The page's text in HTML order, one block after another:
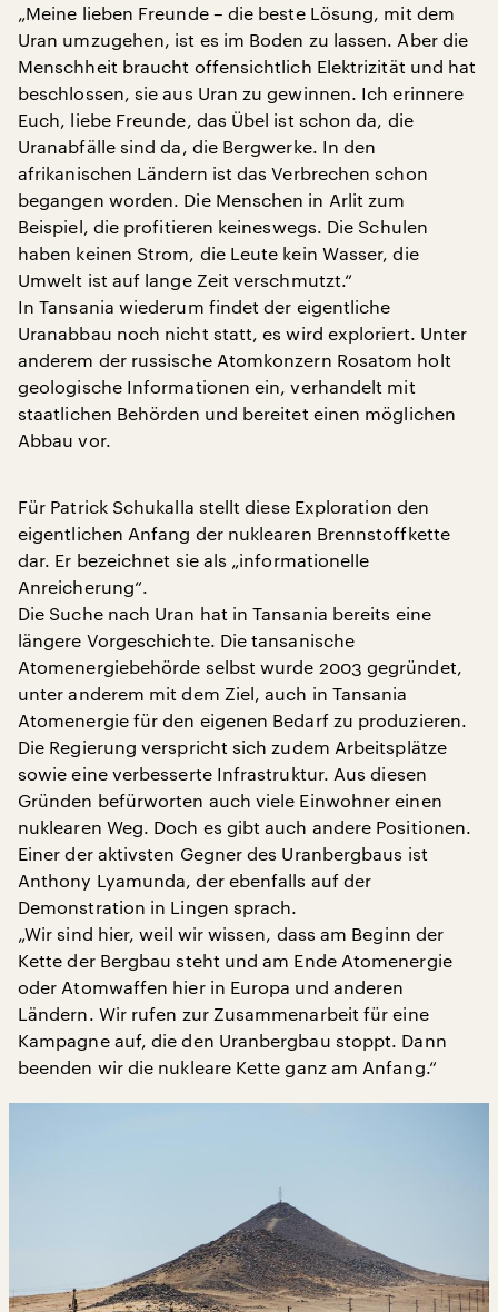
„Meine lieben Freunde – die beste Lösung, mit dem
Uran umzugehen, ist es im Boden zu lassen. Aber die
Menschheit braucht offensichtlich Elektrizität und hat
beschlossen, sie aus Uran zu gewinnen. Ich erinnere
Euch, liebe Freunde, das Übel ist schon da, die
Uranabfälle sind da, die Bergwerke. In den
afrikanischen Ländern ist das Verbrechen schon
begangen worden. Die Menschen in Arlit zum
Beispiel, die profitieren keineswegs. Die Schulen
haben keinen Strom, die Leute kein Wasser, die
Umwelt ist auf lange Zeit verschmutzt.“
In Tansania wiederum findet der eigentliche
Uranabbau noch nicht statt, es wird exploriert. Unter
anderem der russische Atomkonzern Rosatom holt
geologische Informationen ein, verhandelt mit
staatlichen Behörden und bereitet einen möglichen
Abbau vor.
Für Patrick Schukalla stellt diese Exploration den
eigentlichen Anfang der nuklearen Brennstoffkette
dar. Er bezeichnet sie als „informationelle
Anreicherung“.
Die Suche nach Uran hat in Tansania bereits eine
längere Vorgeschichte. Die tansanische
Atomenergiebehörde selbst wurde 2003 gegründet,
unter anderem mit dem Ziel, auch in Tansania
Atomenergie für den eigenen Bedarf zu produzieren.
Die Regierung verspricht sich zudem Arbeitsplätze
sowie eine verbesserte Infrastruktur. Aus diesen
Gründen befürworten auch viele Einwohner einen
nuklearen Weg. Doch es gibt auch andere Positionen.
Einer der aktivsten Gegner des Uranbergbaus ist
Anthony Lyamunda, der ebenfalls auf der
Demonstration in Lingen sprach.
„Wir sind hier, weil wir wissen, dass am Beginn der
Kette der Bergbau steht und am Ende Atomenergie
oder Atomwaffen hier in Europa und anderen
Ländern. Wir rufen zur Zusammenarbeit für eine
Kampagne auf, die den Uranbergbau stoppt. Dann
beenden wir die nukleare Kette ganz am Anfang.“